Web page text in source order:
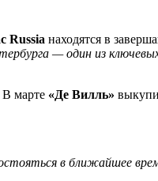
Russia находятся в
— один из ключевых
марте «Де Вилль»
в ближайшее